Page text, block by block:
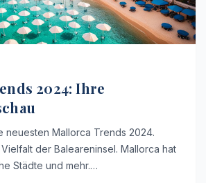
2024: Ihre
neuesten Mallorca Trends 2024.
der Baleareninsel. Mallorca hat
Städte und mehr.…